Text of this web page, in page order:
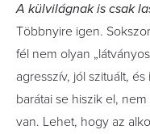
A külvilágnak is csak
Többnyire igen.
fél nem olyan
agresszív, jól szituált,
barátai se hiszik el,
van. Lehet, hogy az